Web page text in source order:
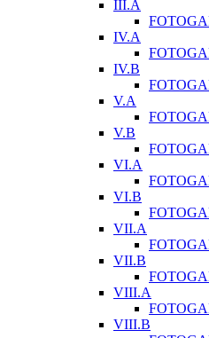
III.A
IV.A
IV.B
V.A
V.B
VI.A
VI.B
VII.A
VII.B
VIII.A
VIII.B